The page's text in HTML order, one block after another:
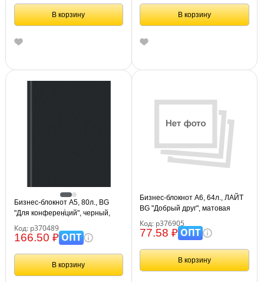
В корзину В корзину
Бизнес-блокнот А5, 80л., BG
"Для конференций", черный,
Код: р370489
166.50 ₽ОПТ
В корзину
Бизнес-блокнот А6, 64л., ЛАЙТ
BG "Добрый друг", матовая
Код: р376905
77.58 ₽ОПТ
В корзину